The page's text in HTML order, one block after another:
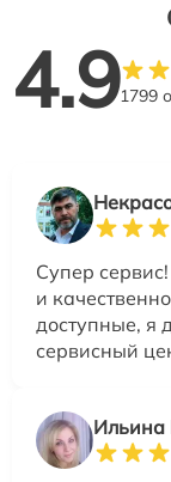
4.91799
Супер
и
доступные, я
сервисный
Ильина